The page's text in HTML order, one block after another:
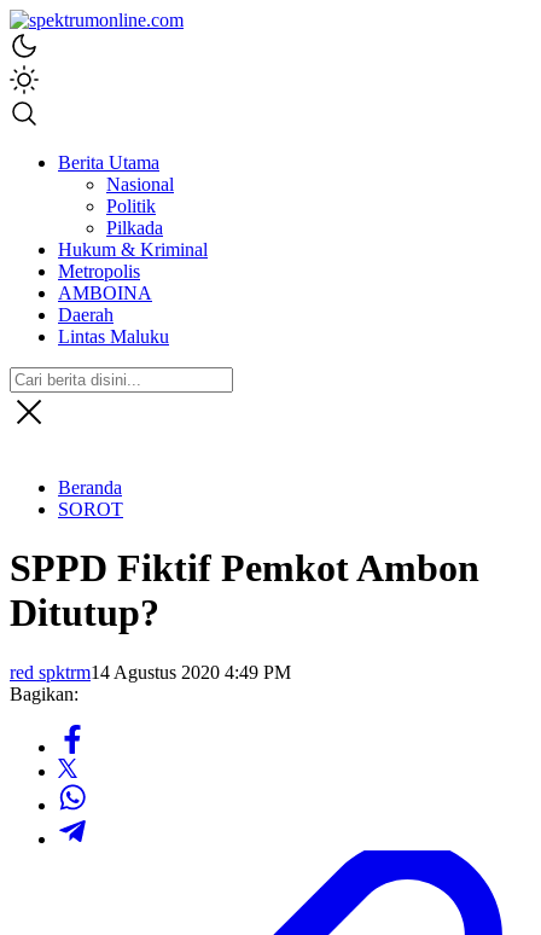
spektrumonline.com
Berita Utama
Nasional
Politik
Pilkada
Hukum & Kriminal
Metropolis
AMBOINA
Daerah
Lintas Maluku
Beranda
SOROT
SPPD Fiktif Pemkot Ambon
Ditutup?
red spktrm14 Agustus 2020 4:49 PM
Bagikan: